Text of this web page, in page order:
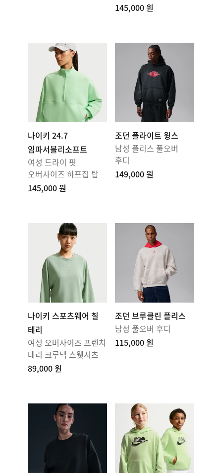
145,000 원
나이키 24.7
임파서블리소프트
여성 드라이 핏
오버사이즈 하프집 탑
145,000 원
조던 플라이트 윙스
남성 플리스 풀오버
후디
149,000 원
나이키 스포츠웨어 칠
테리
여성 오버사이즈 프렌치
테리 크루넥 스웻셔츠
89,000 원
조던 브루클린 플리스
남성 풀오버 후디
115,000 원